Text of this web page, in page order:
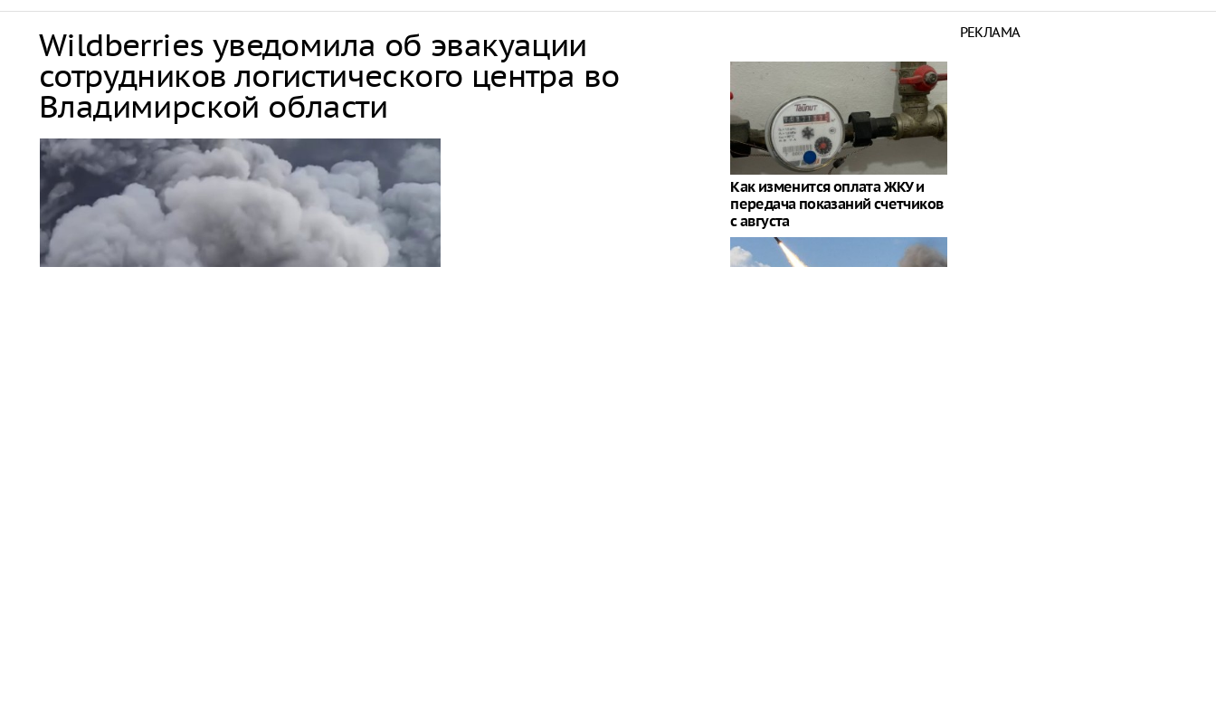
Wildberries уведомила об эвакуации
сотрудников логистического центра во
Владимирской области
Как изменится оплата ЖКУ и
передача показаний счетчиков
с августа
РЕКЛАМА